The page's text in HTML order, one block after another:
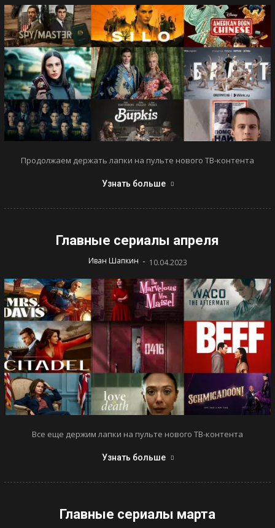
Продолжаем держать лапки на пульте нового ТВ-контента
Узнать больше
Главные сериалы апреля
Иван Шапкин - 10.04.2023
Все еще держим лапки на пульте нового ТВ-контента
Узнать больше
Главные сериалы марта